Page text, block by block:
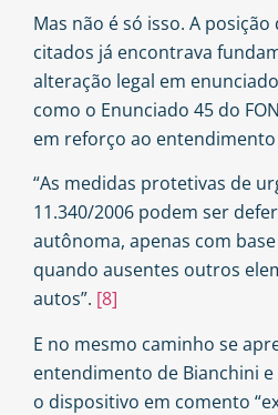
Mas não é só isso. A
citados já encontrava
alteração legal em
como o Enunciado 45 do
em reforço ao
“As medidas protetivas de
11.340/2006 podem ser
autônoma, apenas com
quando ausentes outros
autos”. [8]
E no mesmo caminho se
entendimento de Bianchini
o dispositivo em comento